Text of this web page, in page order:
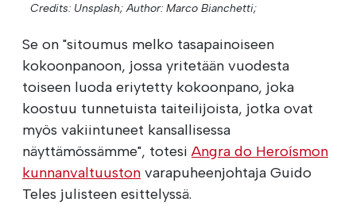
Credits: Unsplash; Author: Marco Bianchetti;
Se on "sitoumus melko tasapainoiseen
kokoonpanoon, jossa yritetään vuodesta
toiseen luoda eriytetty kokoonpano, joka
koostuu tunnetuista taiteilijoista, jotka ovat
myös vakiintuneet kansallisessa
näyttämössämme", totesiAngra do Heroísmon
kunnanvaltuuston varapuheenjohtaja Guido
Teles julisteen esittelyssä.